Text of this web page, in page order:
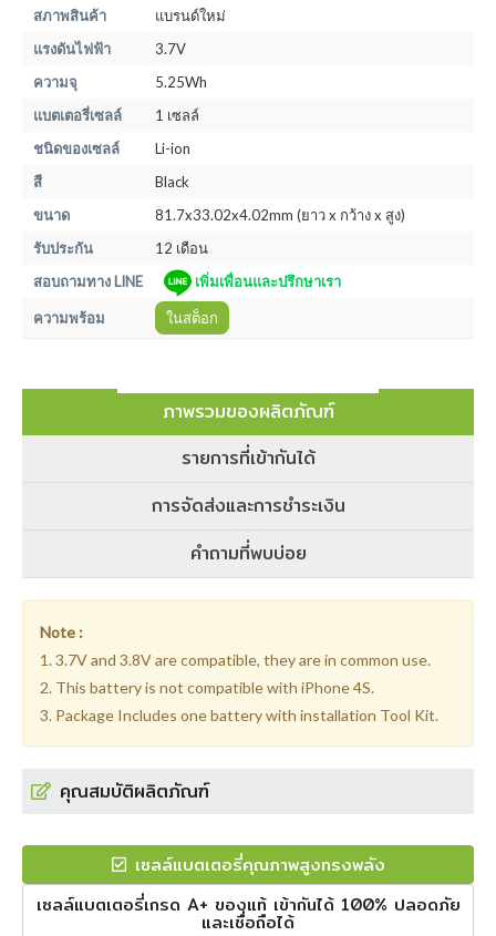
สภาพสินค้า
แบรนด์ใหม่
แรงดันไฟฟ้า
3.7V
ความจุ
5.25Wh
แบตเตอรี่เซลล์
1 เซลล์
ชนิดของเซลล์
Li-ion
สี
Black
ขนาด
81.7x33.02x4.02mm (ยาว x กว้าง x สูง)
รับประกัน
12 เดือน
สอบถามทาง LINE
เพิ่มเพื่อนและปรึกษาเรา
ความพร้อม ในสต็อก
ภาพรวมของผลิตภัณฑ์
รายการที่เข้ากันได้
การจัดส่งและการชำระเงิน
คำถามที่พบบ่อย
Note :
1. 3.7V and 3.8V are compatible, they are in common use.
2. This battery is not compatible with iPhone 4S.
3. Package Includes one battery with installation Tool Kit.
คุณสมบัติผลิตภัณฑ์
เซลล์แบตเตอรี่คุณภาพสูงทรงพลัง
เซลล์แบตเตอรี่เกรด A+ ของแท้ เข้ากันได้ 100% ปลอดภัย
และเชื่อถือได้